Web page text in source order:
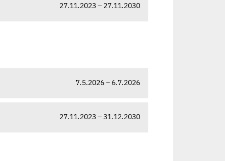
27.11.2023 – 27.11.2030
7.5.2026 – 6.7.2026
27.11.2023 – 31.12.2030